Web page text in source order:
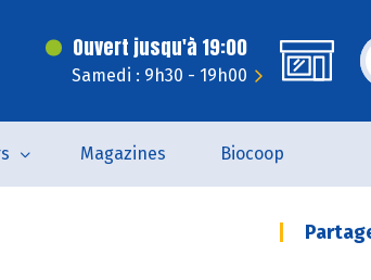
Ouvert jusqu'à 19:00
Samedi : 9h30 - 19h00
Magazines Biocoop